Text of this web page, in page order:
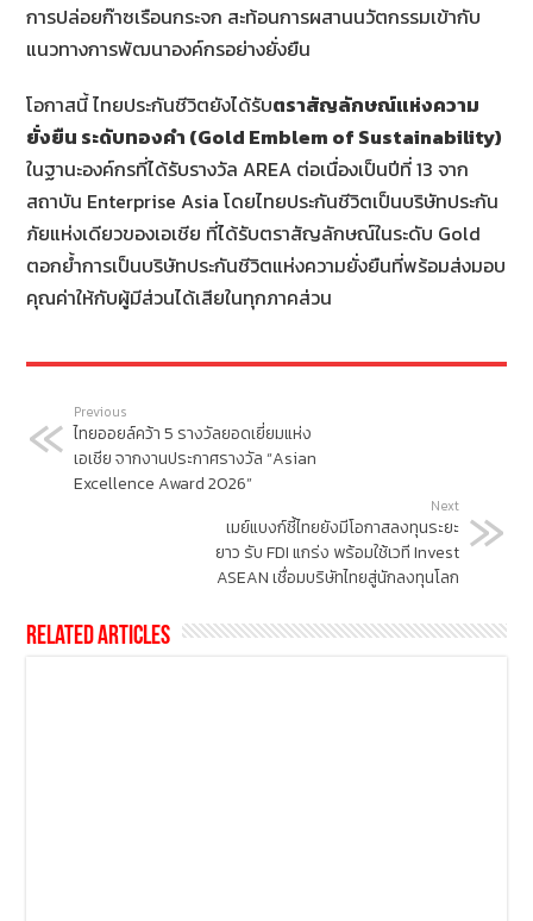
การปล่อยก๊าซเรือนกระจก สะท้อนการผสานนวัตกรรมเข้ากับ
แนวทางการพัฒนาองค์กรอย่างยั่งยืน
โอกาสนี้ ไทยประกันชีวิตยังได้รับตราสัญลักษณ์แห่งความ
ยั่งยืน ระดับทองคำ (Gold Emblem of Sustainability)
ในฐานะองค์กรที่ได้รับรางวัล AREA ต่อเนื่องเป็นปีที่ 13 จาก
สถาบัน Enterprise Asia โดยไทยประกันชีวิตเป็นบริษัทประกัน
ภัยแห่งเดียวของเอเชีย ที่ได้รับตราสัญลักษณ์ในระดับ Gold
ตอกย้ำการเป็นบริษัทประกันชีวิตแห่งความยั่งยืนที่พร้อมส่งมอบ
คุณค่าให้กับผู้มีส่วนได้เสียในทุกภาคส่วน
Previous
ไทยออยล์คว้า 5 รางวัลยอดเยี่ยมแห่ง
เอเชีย จากงานประกาศรางวัล “Asian
Excellence Award 2026”
Next
เมย์แบงก์ชี้ไทยยังมีโอกาสลงทุนระยะ
ยาว รับ FDI แกร่ง พร้อมใช้เวที Invest
ASEAN เชื่อมบริษัทไทยสู่นักลงทุนโลก
Related Articles